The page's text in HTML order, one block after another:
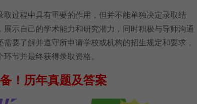
取过程中具有重要的作用，但并不能单独决定录取结
示自己的学术能力和研究潜力，同时积极与导师沟通
要了解并遵守所申请学校或机构的招生规定和要求，
节并最终获得录取资格。
！ 历年真题及答案